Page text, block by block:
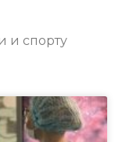
и спорту